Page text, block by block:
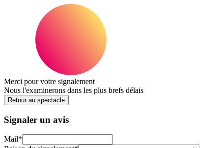
Merci pour votre signalement
Nous l'examinerons dans les plus brefs délais
Retour au spectacle
Signaler un avis
Mail*